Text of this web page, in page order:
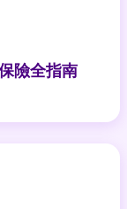
險全指南